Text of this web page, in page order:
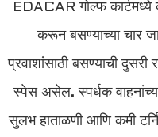
EDACAR गोल्फ कार्टमध्ये
करून बसण्याच्या चार
प्रवाशांसाठी बसण्याची
स्पेस असेल. स्पर्धक
सुलभ हाताळणी आणि कमी